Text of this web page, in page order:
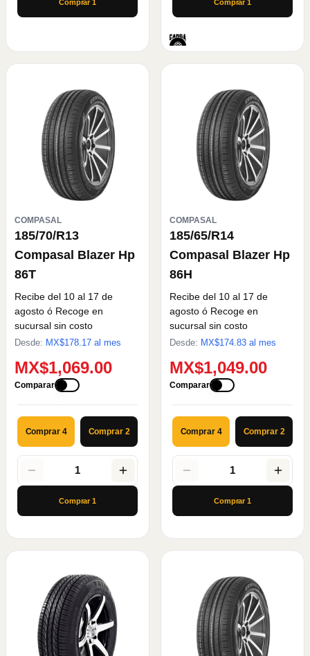
Comprar1 Comprar1
COMPASAL
185/70/R13
Compasal Blazer Hp
86T
Recibe del 10 al 17 de
agosto ó Recoge en
sucursal sin costo
Desde: MX$178.17 al mes
MX$1,069.00
Comparar
Comprar 4 Comprar 2
1
Comprar1
COMPASAL
185/65/R14
Compasal Blazer Hp
86H
Recibe del 10 al 17 de
agosto ó Recoge en
sucursal sin costo
Desde: MX$174.83 al mes
MX$1,049.00
Comparar
Comprar 4 Comprar 2
1
Comprar1